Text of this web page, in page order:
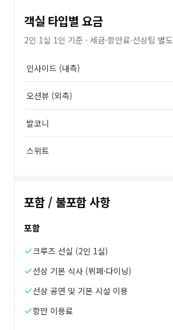
객실 타입별 요금
2인 1실 1인 기준 · 세금·항만료·선상팁 별도
인사이드 (내측)
오션뷰 (외측)
발코니
스위트
포함 / 불포함 사항
포함
크루즈 선실 (2인 1실)
선상 기본 식사 (뷔페·다이닝)
선상 공연 및 기본 시설 이용
항만 이용료